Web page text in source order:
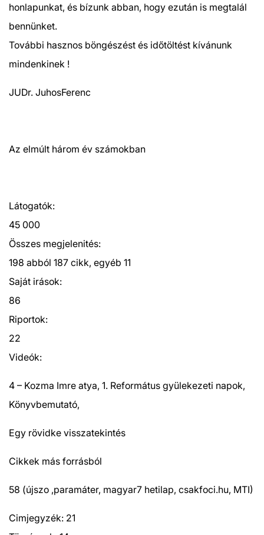
honlapunkat, és bízunk abban, hogy ezután is megtalál
bennünket.
További hasznos böngészést és időtöltést kívánunk
mindenkinek !
JUDr. JuhosFerenc
Az elmúlt három év számokban
Látogatók:
45 000
Összes megjelenités:
198 abból 187 cikk, egyéb 11
Saját irások:
86
Riportok:
22
Videók:
4 – Kozma Imre atya, 1. Református gyülekezeti napok,
Könyvbemutató,
Egy rövidke visszatekintés
Cikkek más forrásból
58 (újszo ,paramáter, magyar7 hetilap, csakfoci.hu, MTI)
Cimjegyzék: 21